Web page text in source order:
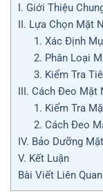
I. Giới Thiệu
II. Lựa Chọn Mặt
1. Xác Định
2. Phân Loại
3. Kiểm Tra
III. Cách Đeo Mặt
1. Kiểm Tra
2. Cách Đeo
IV. Bảo Dưỡng
V. Kết Luận
Bài Viết Liên Quan